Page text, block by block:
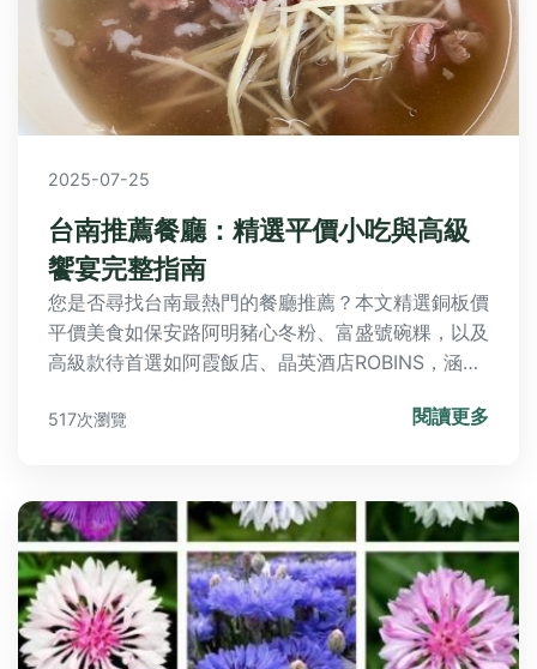
2025-07-25
台南推薦餐廳：精選平價小吃與高級
饗宴完整指南
您是否尋找台南最熱門的餐廳推薦？本文精選銅板價
平價美食如保安路阿明豬心冬粉、富盛號碗粿，以及
高級款待首選如阿霞飯店、晶英酒店ROBINS，涵蓋
解答您的台南美食疑問，規劃完美府城味蕾之旅！
517次瀏覽 閱讀更多